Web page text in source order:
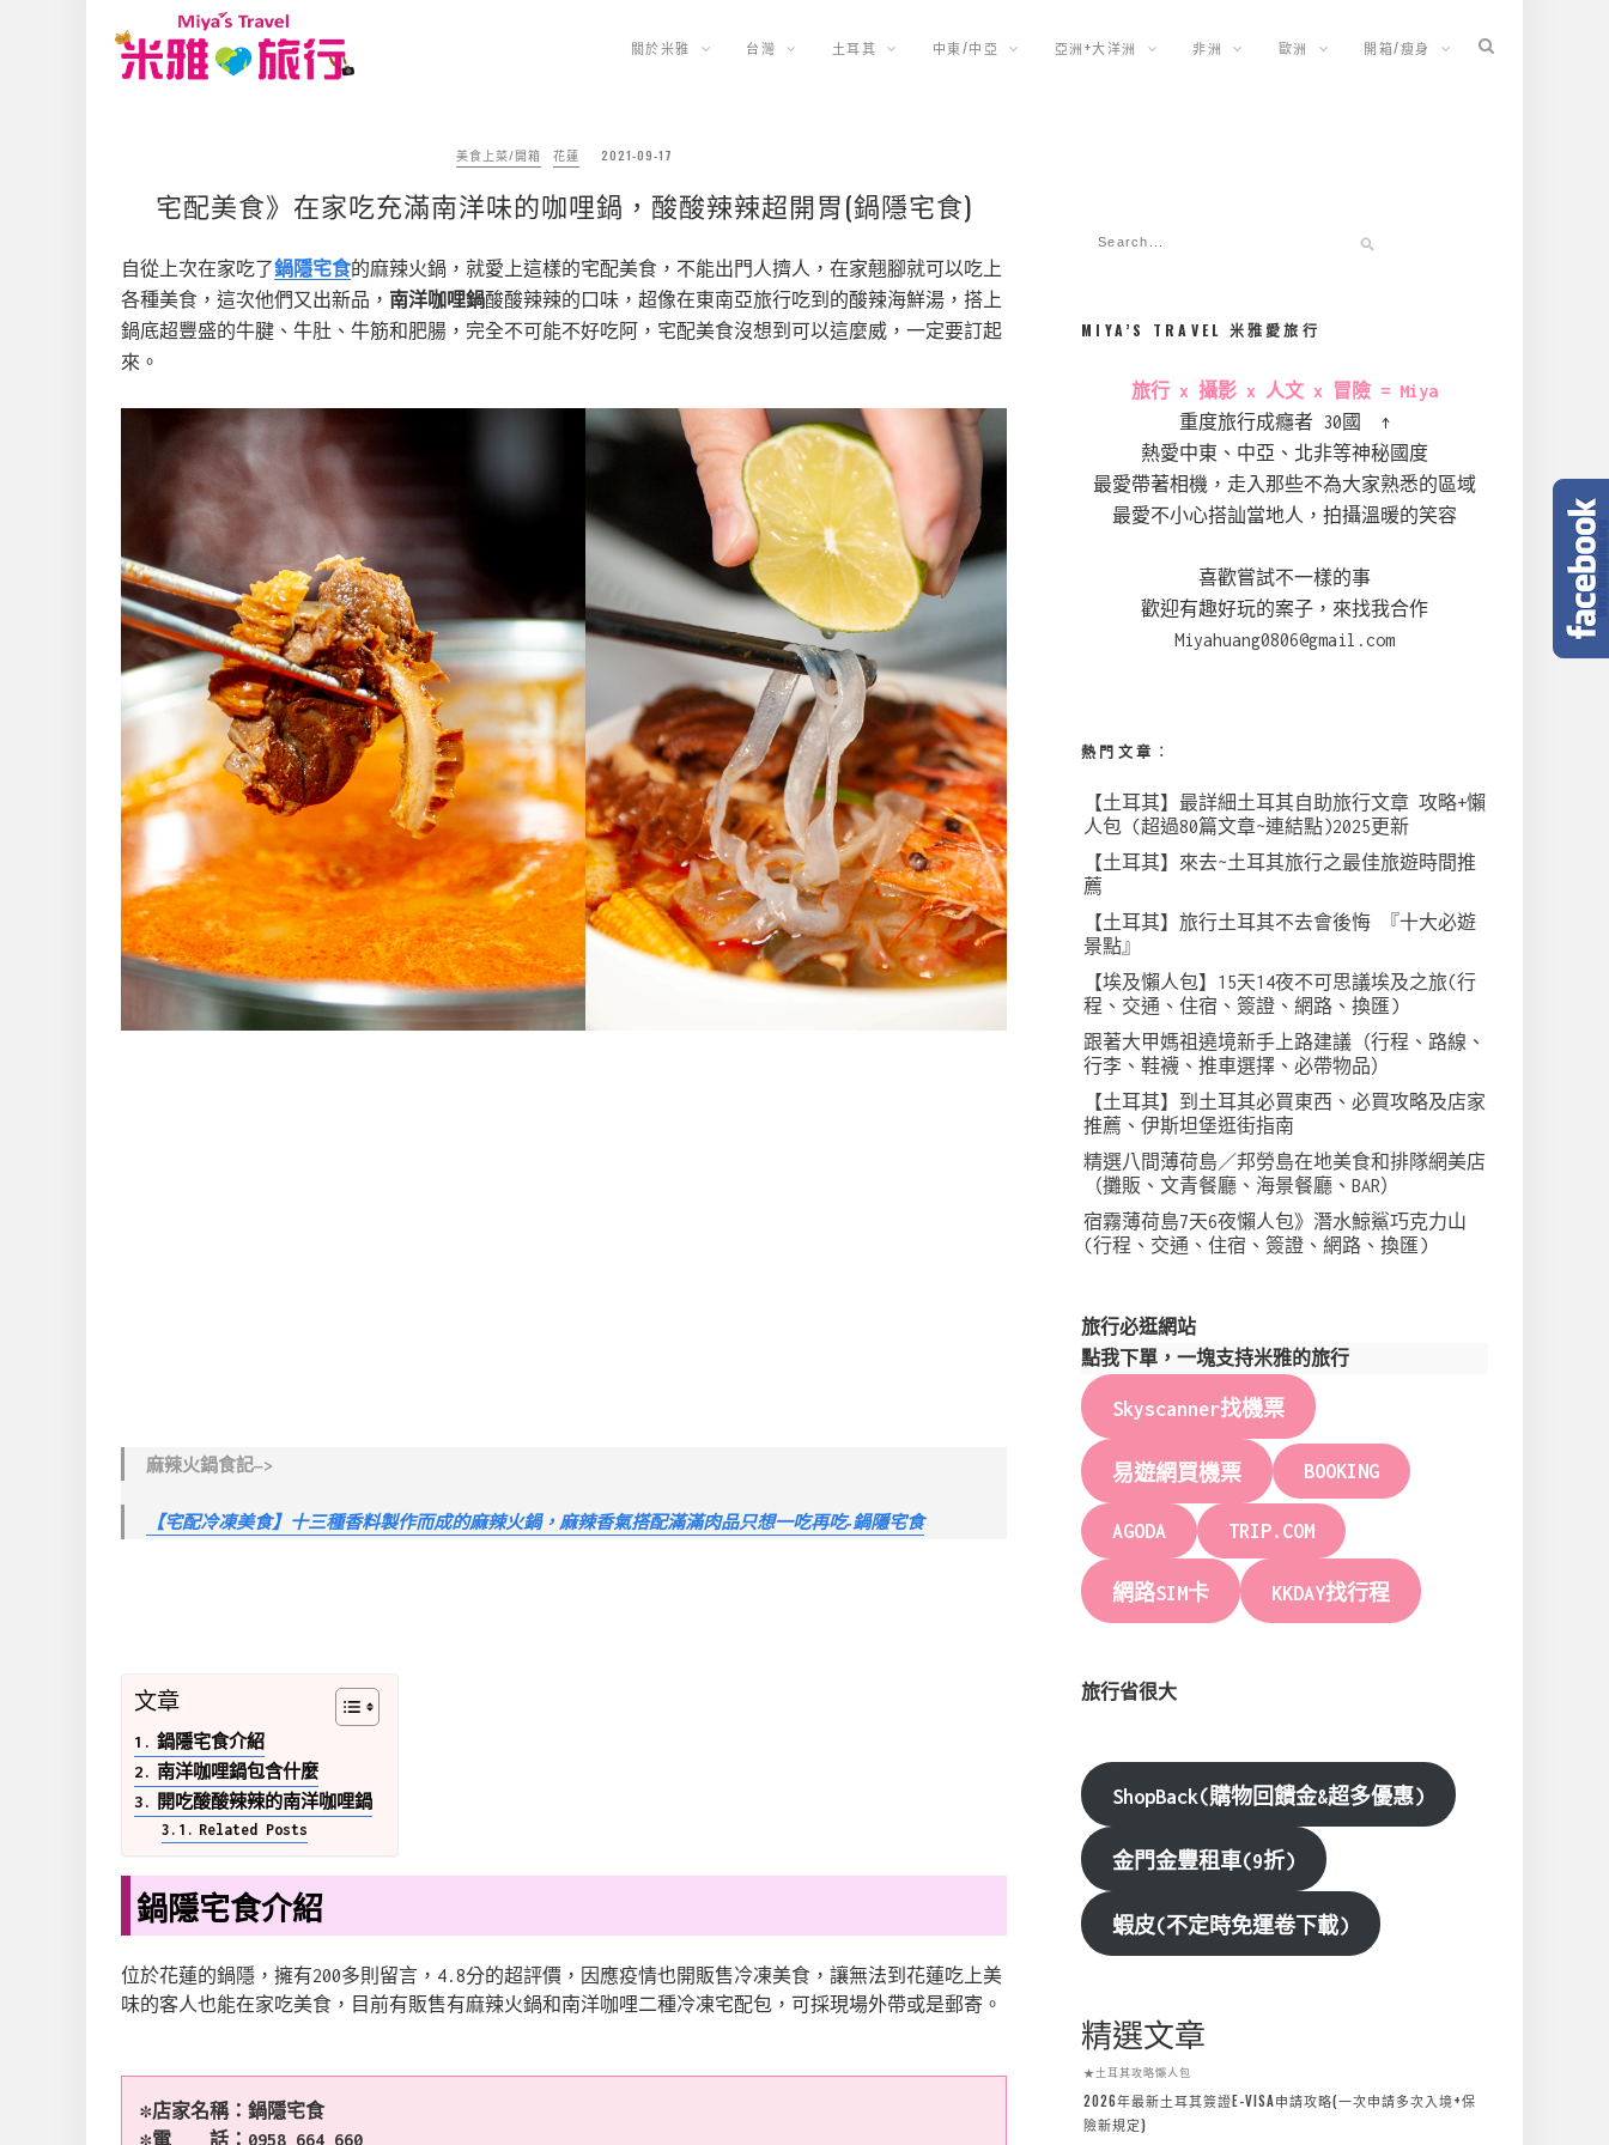
關於米雅 台灣 土耳其 中東/中亞 亞洲+大洋洲 非洲 歐洲 開箱/瘦身
美食上菜/開箱 花蓮 2021-09-17
宅配美食》在家吃充滿南洋味的咖哩鍋，酸酸辣辣超開胃(鍋隱宅食)
自從上次在家吃了鍋隱宅食的麻辣火鍋，就愛上這樣的宅配美食，不能出門人擠人，在家翹腳就可以吃上
各種美食，這次他們又出新品， 南洋咖哩鍋酸酸辣辣的口味，超像在東南亞旅行吃到的酸辣海鮮湯，搭上
鍋底超豐盛的牛腱、牛肚、牛筋和肥腸，完全不可能不好吃阿，宅配美食沒想到可以這麼威，一定要訂起
來。
麻辣火鍋食記–>
【宅配冷凍美食】十三種香料製作而成的麻辣火鍋，麻辣香氣搭配滿滿肉品只想一吃再吃-鍋隱宅食
文章
鍋隱宅食介紹
南洋咖哩鍋包含什麼
開吃酸酸辣辣的南洋咖哩鍋
Related Posts
鍋隱宅食介紹
位於花蓮的鍋隱，擁有200多則留言，4.8分的超評價，因應疫情也開販售冷凍美食，讓無法到花蓮吃上美
味的客人也能在家吃美食，目前有販售有麻辣火鍋和南洋咖哩二種冷凍宅配包，可採現場外帶或是郵寄。
✼店家名稱： 鍋隱宅食
✼電 話：0958 664 660
MIYA’S TRAVEL 米雅愛旅行
旅行 x 攝影 x 人文 x 冒險 = Miya
重度旅行成癮者 30國 ↑
熱愛中東、中亞、北非等神秘國度
最愛帶著相機，走入那些不為大家熟悉的區域
最愛不小心搭訕當地人，拍攝溫暖的笑容
喜歡嘗試不一樣的事
歡迎有趣好玩的案子，來找我合作
Miyahuang0806@gmail.com
熱門文章︰
【土耳其】最詳細土耳其自助旅行文章 攻略+懶
人包 (超過80篇文章~連結點)2025更新
【土耳其】來去~土耳其旅行之最佳旅遊時間推
薦
【土耳其】旅行土耳其不去會後悔 『十大必遊
景點』
【埃及懶人包】15天14夜不可思議埃及之旅(行
程、交通、住宿、簽證、網路、換匯)
跟著大甲媽祖遶境新手上路建議（行程、路線、
行李、鞋襪、推車選擇、必帶物品）
【土耳其】到土耳其必買東西、必買攻略及店家
推薦、伊斯坦堡逛街指南
精選八間薄荷島／邦勞島在地美食和排隊網美店
（攤販、文青餐廳、海景餐廳、BAR）
宿霧薄荷島7天6夜懶人包》潛水鯨鯊巧克力山
(行程、交通、住宿、簽證、網路、換匯)
旅行必逛網站
點我下單，一塊支持米雅的旅行
Skyscanner找機票
易遊網買機票 BOOKING
AGODA TRIP.COM
網路SIM卡 KKDAY找行程
旅行省很大
ShopBack(購物回饋金&超多優惠)
金門金豐租車(9折)
蝦皮(不定時免運卷下載)
精選文章
★土耳其攻略懶人包
2026年最新土耳其簽證E-VISA申請攻略(一次申請多次入境+保
險新規定)